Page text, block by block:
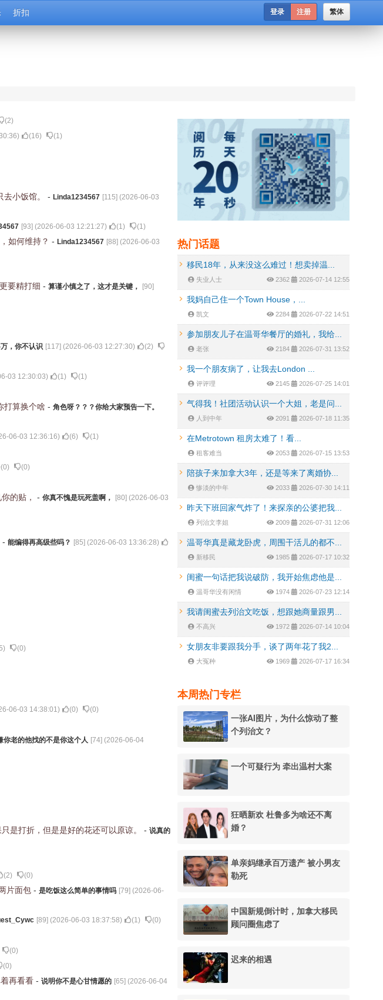
折扣 繁体
登录 注册
(2)
) (16) (1)
小饭馆。 - Linda1234567 [115] (2026-06-03
[93] (2026-06-03 12:21:27) (1) (1)
如何维持？ - Linda1234567 [88] (2026-06-03
要精打细 - 算谨小慎之了，这才是关键， [90]
，你不认识 [117] (2026-06-03 12:27:30) (2)
03 12:30:03) (1) (1)
打算换个啥 - 角色呀？？？你给大家预告一下。
06-03 12:36:16) (6) (1)
(0) (0)
的贴， - 你真不愧是玩死盖啊， [80] (2026-06-03
- 能编得再高级些吗？ [85] (2026-06-03 13:36:28)
) (0)
06-03 14:38:01) (0) (0)
你老的他找的不是你这个人 [74] (2026-06-04
是打折，但是是好的花还可以原谅。 - 说真的
(2) (0)
片面包 - 是吃饭这么简单的事情吗 [79] (2026-06-
[89] (2026-06-03 18:37:58) (1) (0)
(0)
(0)
再看看 - 说明你不是心甘情愿的 [65] (2026-06-04
热门话题
移民18年，从来没这么难过！想卖掉温...
失业人士 2362 2026-07-14 12:55
我妈自己住一个Town House，...
凯文 2284 2026-07-22 14:51
参加朋友儿子在温哥华餐厅的婚礼，我给...
老张 2184 2026-07-31 13:52
我一个朋友病了，让我去London ...
评评理 2145 2026-07-25 14:01
气得我！社团活动认识一个大姐，老是问...
人到中年 2091 2026-07-18 11:35
在Metrotown 租房太难了！看...
租客难当 2053 2026-07-15 13:53
陪孩子来加拿大3年，还是等来了离婚协...
惨淡的中年 2033 2026-07-30 14:11
昨天下班回家气炸了！来探亲的公婆把我...
列治文李姐 2009 2026-07-31 12:06
温哥华真是藏龙卧虎，周围干活儿的都不...
新移民 1985 2026-07-17 10:32
闺蜜一句话把我说破防，我开始焦虑他是...
温哥华没有闲情 1974 2026-07-23 12:14
我请闺蜜去列治文吃饭，想跟她商量跟男...
不高兴 1972 2026-07-14 10:04
女朋友非要跟我分手，谈了两年花了我2...
大冤种 1969 2026-07-17 16:34
本周热门专栏
一张AI图片，为什么惊动了整
个列治文？
一个可疑行为 牵出温村大案
狂晒新欢 杜鲁多为啥还不离
婚？
单亲妈继承百万遗产 被小男友
勒死
中国新规倒计时，加拿大移民
顾问圈焦虑了
迟来的相遇